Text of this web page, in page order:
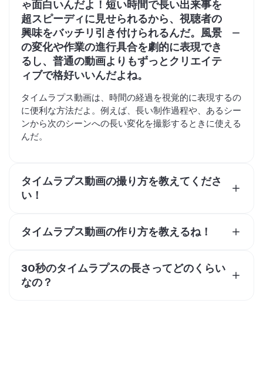
ゃ面白いんだよ！短い時間で長い出来事を
超スピーディに見せられるから、視聴者の
興味をバッチリ引き付けられるんだ。風景
の変化や作業の進行具合を劇的に表現でき
るし、普通の動画よりもずっとクリエイテ
ィブで格好いいんだよね。
タイムラプス動画は、時間の経過を視覚的に表現するの
に便利な方法だよ。例えば、長い制作過程や、あるシー
ンから次のシーンへの長い変化を撮影するときに使える
んだ。
タイムラプス動画の撮り方を教えてくださ
い！
めに、三脚や安定した場所など、しっかりと固定された
みたいなビデオエディターで後から「ハイパースピー
ド」エフェクトをつけることもできるんだ。
タイムラプス動画の作り方を教えるね！
2. エディターの右側にある「スピード」機能に移動する
3. スピードを4倍に設定する
30秒のタイムラプスの長さってどのくらい
なの？